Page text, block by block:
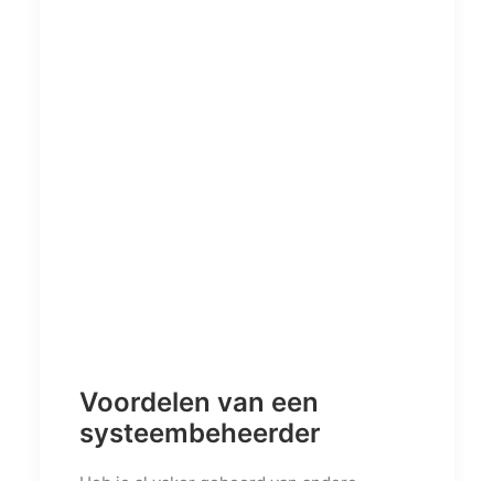
Voordelen van een
systeembeheerder